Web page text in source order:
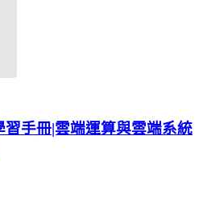
習手冊|雲端運算與雲端系統